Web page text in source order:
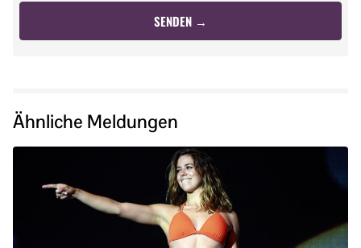
Ähnliche Meldungen